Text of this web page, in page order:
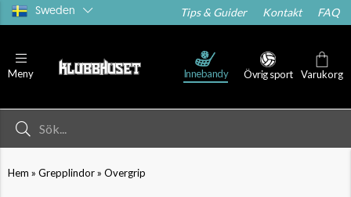
Sweden Tips & Guider Kontakt FAQ
Meny Innebandy Övrig sport Varukorg
Hem » Grepplindor» Overgrip